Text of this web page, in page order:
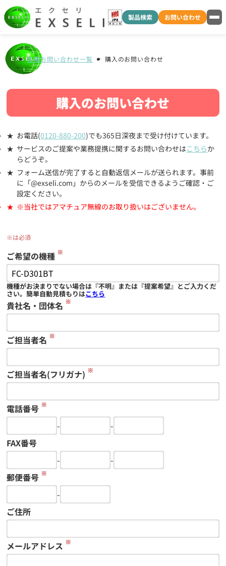
製品検索 お問い合わせ
各種お問い合わせ一覧 購入のお問い合わせ
購入のお問い合わせ
お電話(0120-880-200)でも365日深夜まで受け付けています。
サービスのご提案や業務提携に関するお問い合わせはこちらか
らどうぞ。
フォーム送信が完了すると自動返信メールが送られます。事前
に「@exseli.com」からのメールを受信できるようご確認・ご
設定ください。
※当社ではアマチュア無線のお取り扱いはございません。
※は必須
ご希望の機種 ※
機種がお決まりでない場合は『不明』または『提案希望』とご入力くだ
さい。簡単自動見積もりはこちら
貴社名・団体名 ※
ご担当者名 ※
ご担当者名(フリガナ) ※
電話番号 ※
-
-
FAX番号
-
-
郵便番号 ※
-
ご住所
メールアドレス ※